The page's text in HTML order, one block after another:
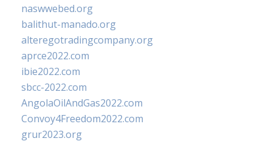
naswwebed.org
balithut-manado.org
alteregotradingcompany.org
aprce2022.com
ibie2022.com
sbcc-2022.com
AngolaOilAndGas2022.com
Convoy4Freedom2022.com
grur2023.org